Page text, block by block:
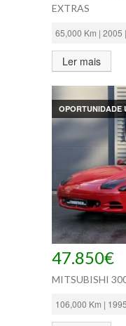
EXTRAS
65,000 Km | 2005
Ler mais
OPORTUNIDADE
47.850€
MITSUBISHI
106,000 Km |